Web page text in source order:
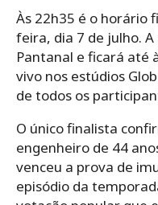
Às 22h35 é o horário
feira, dia 7 de julho.
Pantanal e ficará até
vivo nos estúdios
de todos os
O único finalista
engenheiro de 44
venceu a prova de
episódio da